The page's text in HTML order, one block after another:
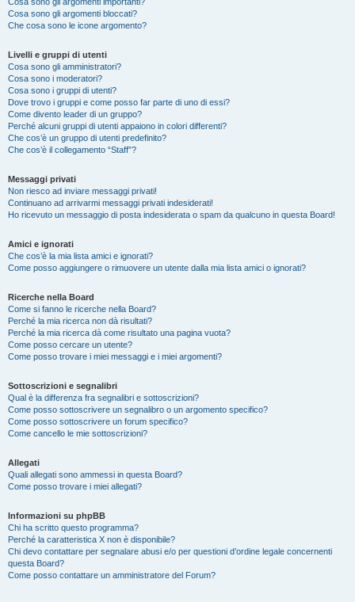
Cosa sono gli argomenti bloccati?
Che cosa sono le icone argomento?
Livelli e gruppi di utenti
Cosa sono gli amministratori?
Cosa sono i moderatori?
Cosa sono i gruppi di utenti?
Dove trovo i gruppi e come posso far parte di uno di essi?
Come divento leader di un gruppo?
Perché alcuni gruppi di utenti appaiono in colori differenti?
Che cos’è un gruppo di utenti predefinito?
Che cos’è il collegamento “Staff”?
Messaggi privati
Non riesco ad inviare messaggi privati!
Continuano ad arrivarmi messaggi privati indesiderati!
Ho ricevuto un messaggio di posta indesiderata o spam da qualcuno in questa Board!
Amici e ignorati
Che cos’è la mia lista amici e ignorati?
Come posso aggiungere o rimuovere un utente dalla mia lista amici o ignorati?
Ricerche nella Board
Come si fanno le ricerche nella Board?
Perché la mia ricerca non dà risultati?
Perché la mia ricerca dà come risultato una pagina vuota?
Come posso cercare un utente?
Come posso trovare i miei messaggi e i miei argomenti?
Sottoscrizioni e segnalibri
Qual è la differenza fra segnalibri e sottoscrizioni?
Come posso sottoscrivere un segnalibro o un argomento specifico?
Come posso sottoscrivere un forum specifico?
Come cancello le mie sottoscrizioni?
Allegati
Quali allegati sono ammessi in questa Board?
Come posso trovare i miei allegati?
Informazioni su phpBB
Chi ha scritto questo programma?
Perché la caratteristica X non è disponibile?
Chi devo contattare per segnalare abusi e/o per questioni d’ordine legale concernenti
questa Board?
Come posso contattare un amministratore del Forum?